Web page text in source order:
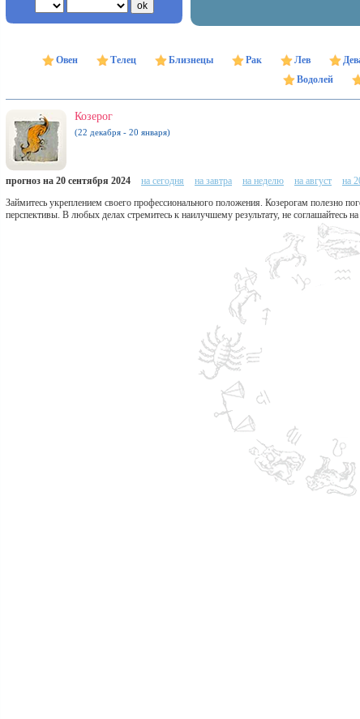
Овен Телец Близнецы Рак Лев
Водолей
Козерог
(22 декабря - 20 января)
прогноз на 20 сентября 2024 на сегодня на завтра на неделю на август на
Займитесь укреплением своего профессионального положения. Козерогам полезно
перспективы. В любых делах стремитесь к наилучшему результату, не соглашайтесь